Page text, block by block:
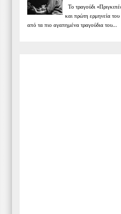
Το τραγούδι
και πρώτη ερμηνεία
από τα πιο αγαπημένα τραγούδια του...